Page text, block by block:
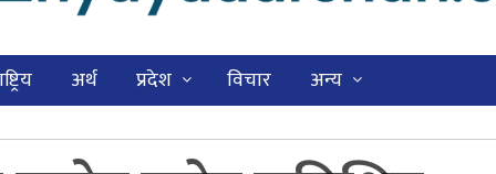
अर्थ प्रदेश विचार अन्य